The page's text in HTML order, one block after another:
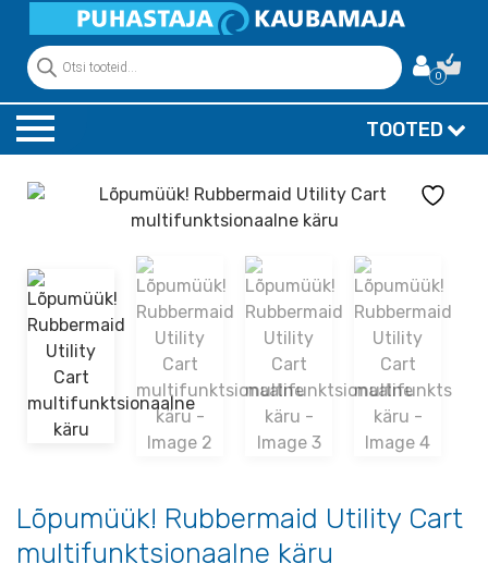
Products
search
0
TOOTED
Lõpumüük! Rubbermaid Utility Cart
multifunktsionaalne käru